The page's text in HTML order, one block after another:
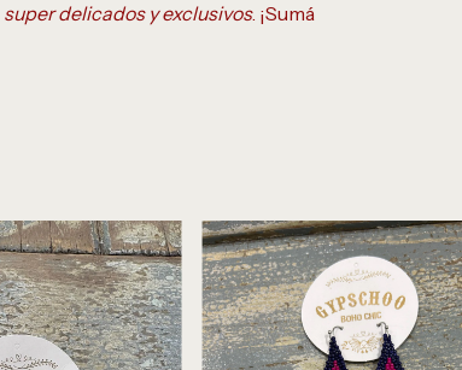
super delicados y exclusivos. ¡Sumá